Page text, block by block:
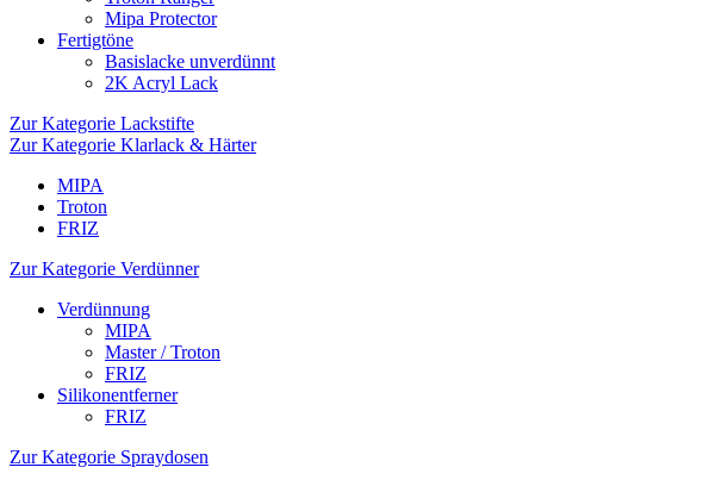
Mipa Protector
Fertigtöne
Basislacke unverdünnt
2K Acryl Lack
Zur Kategorie Lackstifte
Zur Kategorie Klarlack & Härter
MIPA
Troton
FRIZ
Zur Kategorie Verdünner
Verdünnung
MIPA
Master / Troton
FRIZ
Silikonentferner
FRIZ
Zur Kategorie Spraydosen